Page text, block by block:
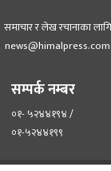
समाचार र लेख रचानाका लागि
news@himalpress.com
सम्पर्क नम्बर
०१- ५२४४१९४ /
०१-५२४४१९९